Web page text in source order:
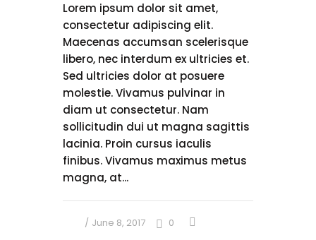
Lorem ipsum dolor sit amet,
consectetur adipiscing elit.
Maecenas accumsan scelerisque
libero, nec interdum ex ultricies et.
Sed ultricies dolor at posuere
molestie. Vivamus pulvinar in
diam ut consectetur. Nam
sollicitudin dui ut magna sagittis
lacinia. Proin cursus iaculis
finibus. Vivamus maximus metus
magna, at...
June 8, 2017 0